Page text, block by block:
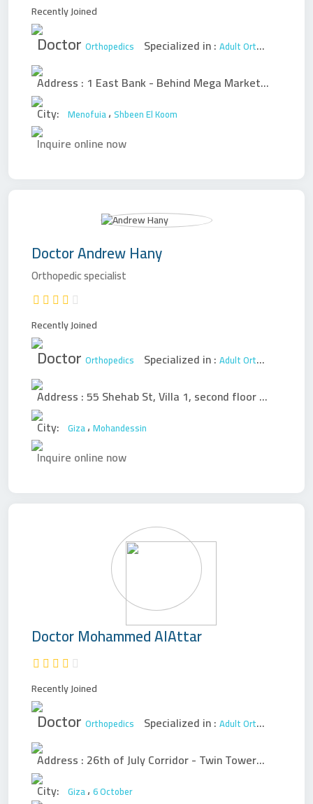
Recently Joined
Doctor Orthopedics Specialized in : Adult Orthopedic Surgery
Address : 1 East Bank - Behind Mega Market،
City: Menofuia، Shbeen El Koom
Inquire online now
DoctorAndrew Hany
Orthopedic specialist
Recently Joined
Doctor Orthopedics Specialized in : Adult Orthopedic Surgery
Address :55 Shehab St, Villa 1, second floor - Mohandessin
City: Giza، Mohandessin
Inquire online now
DoctorMohammed AlAttar
Recently Joined
Doctor Orthopedics Specialized in : Adult Orthopedic Surgery
Address : 26th of July Corridor - Twin Towers - Sheikh Zayed
City: Giza، 6 October